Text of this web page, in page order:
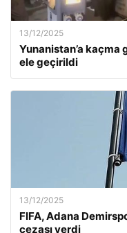
13/12/2025
Yunanistan’a
ele geçirildi
13/12/2025
FIFA, Adana
cezası verdi